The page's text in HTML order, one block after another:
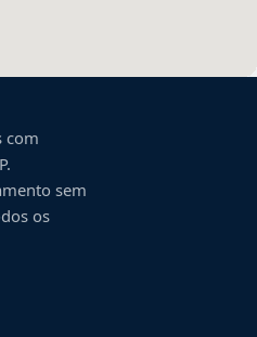
com
.
sem
os